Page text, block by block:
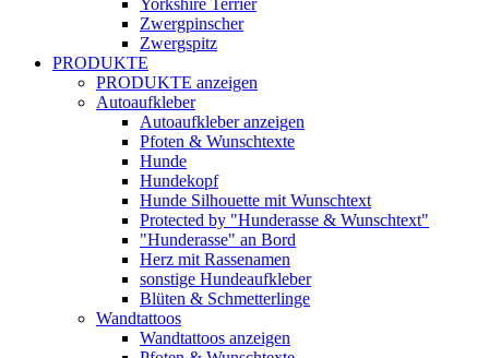
Yorkshire Terrier
Zwergpinscher
Zwergspitz
PRODUKTE
PRODUKTE anzeigen
Autoaufkleber
Autoaufkleber anzeigen
Pfoten & Wunschtexte
Hunde
Hundekopf
Hunde Silhouette mit Wunschtext
Protected by "Hunderasse & Wunschtext"
"Hunderasse" an Bord
Herz mit Rassenamen
sonstige Hundeaufkleber
Blüten & Schmetterlinge
Wandtattoos
Wandtattoos anzeigen